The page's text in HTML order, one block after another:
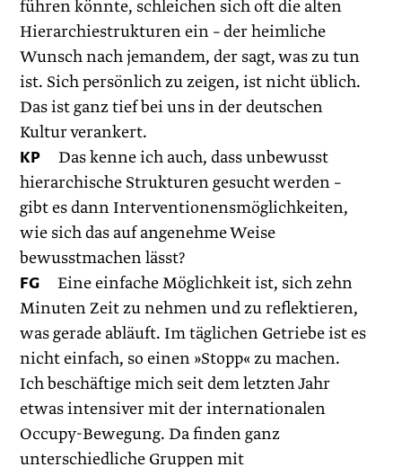
führen könnte, schleichen sich oft die alten
Hierarchiestrukturen ein – der heimliche
Wunsch nach jemandem, der sagt, was zu tun
ist. Sich persönlich zu zeigen, ist nicht üblich.
Das ist ganz tief bei uns in der deutschen
Kultur verankert.
KP Das kenne ich auch, dass unbewusst
hierarchische Strukturen gesucht werden –
gibt es dann Interventionensmöglichkeiten,
wie sich das auf angenehme Weise
bewusstmachen lässt?
FG Eine einfache Möglichkeit ist, sich zehn
Minuten Zeit zu nehmen und zu reflektieren,
was gerade abläuft. Im täglichen Getriebe ist es
nicht einfach, so einen »Stopp« zu machen.
Ich beschäftige mich seit dem letzten Jahr
etwas intensiver mit der internationalen
Occupy-Bewegung. Da finden ganz
unterschiedliche Gruppen mit